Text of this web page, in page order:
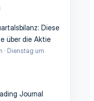
Diese
über die Aktie
Dienstag um
Journal